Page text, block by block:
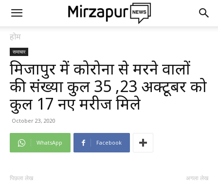
होम
समाचार
मिर्जापुर में कोरोना से मरने वालों
की संख्या कुल 35 ,23 अक्टूबर को
कुल 17 नए मरीज मिले
October 23, 2020
WhatsApp Facebook
पिछला लेख अगला लेख